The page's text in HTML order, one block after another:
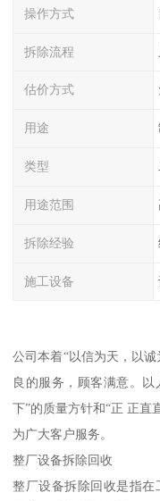
操作方式
拆除流程
估价方式
用途
类型
用途范围
拆除经验
施工设备
公司本着“以信为天，以
良的服务，顾客满意。
下”的质量方针和“正 正直
为广大客户服务。
整厂设备拆除回收
整厂设备拆除回收是指